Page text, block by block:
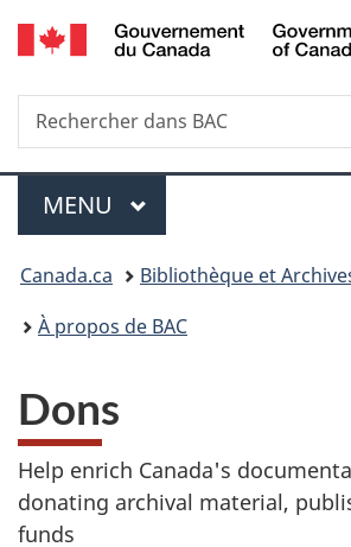
Passer
au
Passer
à
du
Passer
à
Recherche
Rechercher
dans
Menu
MENU PRINCIPAL
Vous
êtes
Canada.ca
Bibliothèque et
À propos de BAC
Dons
Help enrich Canada's
donating archival material,
funds